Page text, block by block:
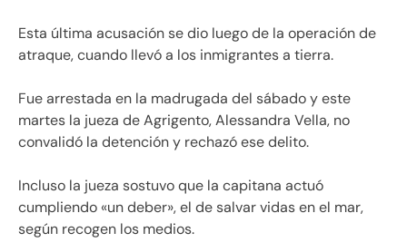
Esta última acusación se dio luego de la operación de
atraque, cuando llevó a los inmigrantes a tierra.
Fue arrestada en la madrugada del sábado y este
martes la jueza de Agrigento, Alessandra Vella, no
convalidó la detención y rechazó ese delito.
Incluso la jueza sostuvo que la capitana actuó
cumpliendo «un deber», el de salvar vidas en el mar,
según recogen los medios.